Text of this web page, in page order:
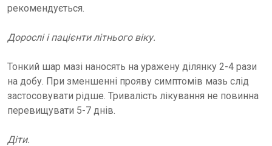
рекомендується.
Дорослі і пацієнти літнього віку.
Тонкий шар мазі наносять на уражену ділянку 2-4 рази
на добу. При зменшенні прояву симптомів мазь слід
застосовувати рідше. Тривалість лікування не повинна
перевищувати 5-7 днів.
Діти.